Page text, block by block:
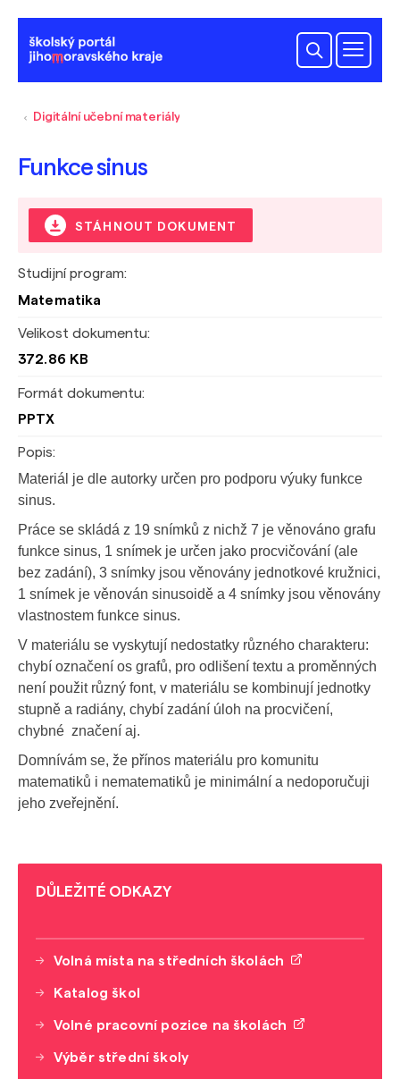
Digitální učební materiály
Funkce sinus
STÁHNOUT DOKUMENT
Studijní program:
Matematika
Velikost dokumentu:
372.86 KB
Formát dokumentu:
PPTX
Popis:
Materiál je dle autorky určen pro podporu výuky funkce
sinus.
Práce se skládá z 19 snímků z nichž 7 je věnováno grafu
funkce sinus, 1 snímek je určen jako procvičování (ale
bez zadání), 3 snímky jsou věnovány jednotkové kružnici,
1 snímek je věnován sinusoidě a 4 snímky jsou věnovány
vlastnostem funkce sinus.
V materiálu se vyskytují nedostatky různého charakteru:
chybí označení os grafů, pro odlišení textu a proměnných
není použit různý font, v materiálu se kombinují jednotky
stupně a radiány, chybí zadání úloh na procvičení,
chybné značení aj.
Domnívám se, že přínos materiálu pro komunitu
matematiků i nematematiků je minimální a nedoporučuji
jeho zveřejnění.
DŮLEŽITÉ ODKAZY
Volná místa na středních školách
Katalog škol
Volné pracovní pozice na školách
Výběr střední školy